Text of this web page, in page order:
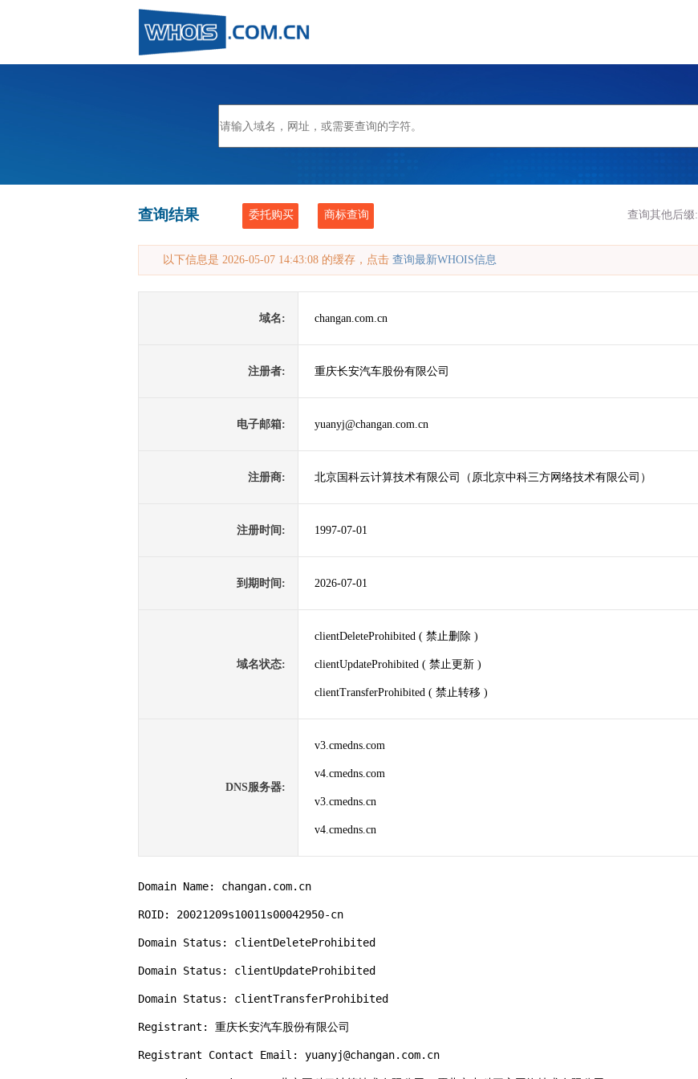
查询结果 委托购买 商标查询 查询其他后缀:
以下信息是 2026-05-07 14:43:08 的缓存，点击 查询最新WHOIS信息
域名: changan.com.cn
注册者: 重庆长安汽车股份有限公司
电子邮箱: yuanyj@changan.com.cn
注册商: 北京国科云计算技术有限公司（原北京中科三方网络技术有限公司）
注册时间: 1997-07-01
到期时间: 2026-07-01
域名状态:
clientDeleteProhibited ( 禁止删除 )
clientUpdateProhibited ( 禁止更新 )
clientTransferProhibited ( 禁止转移 )
DNS服务器:
v3.cmedns.com
v4.cmedns.com
v3.cmedns.cn
v4.cmedns.cn
Domain Name: changan.com.cn
ROID: 20021209s10011s00042950-cn
Domain Status: clientDeleteProhibited
Domain Status: clientUpdateProhibited
Domain Status: clientTransferProhibited
Registrant: 重庆长安汽车股份有限公司
Registrant Contact Email: yuanyj@changan.com.cn